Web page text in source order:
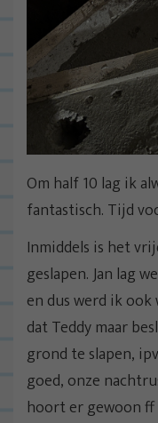
Om half 10 lag ik
fantastisch. Tijd
Inmiddels is het
geslapen. Jan lag
en dus werd ik
dat Teddy maar
grond te slapen,
goed, onze
hoort er gewoon